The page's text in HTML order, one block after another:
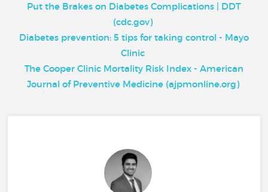
Put the Brakes on Diabetes Complications | DDT
(cdc.gov)
Diabetes prevention: 5 tips for taking control - Mayo
Clinic
The Cooper Clinic Mortality Risk Index - American
Journal of Preventive Medicine (ajpmonline.org)